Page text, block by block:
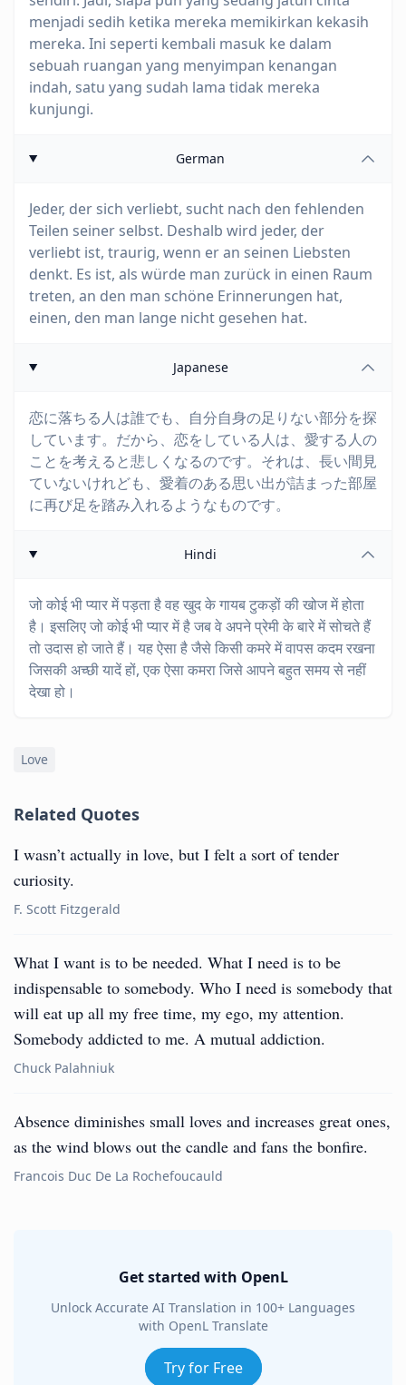
menjadi sedih ketika mereka memikirkan kekasih
mereka. Ini seperti kembali masuk ke dalam
sebuah ruangan yang menyimpan kenangan
indah, satu yang sudah lama tidak mereka
kunjungi.
German
Jeder, der sich verliebt, sucht nach den fehlenden
Teilen seiner selbst. Deshalb wird jeder, der
verliebt ist, traurig, wenn er an seinen Liebsten
denkt. Es ist, als würde man zurück in einen Raum
treten, an den man schöne Erinnerungen hat,
einen, den man lange nicht gesehen hat.
Japanese
恋に落ちる人は誰でも、自分自身の足りない部分を探
しています。だから、恋をしている人は、愛する人の
ことを考えると悲しくなるのです。それは、長い間見
ていないけれども、愛着のある思い出が詰まった部屋
に再び足を踏み入れるようなものです。
Hindi
जो कोई भी प्यार में पड़ता है वह खुद के गायब टुकड़ों की खोज में होता
है। इसलिए जो कोई भी प्यार में है जब वे अपने प्रेमी के बारे में सोचते हैं
तो उदास हो जाते हैं। यह ऐसा है जैसे किसी कमरे में वापस कदम रखना
जिसकी अच्छी यादें हों, एक ऐसा कमरा जिसे आपने बहुत समय से नहीं
देखा हो।
Love
Related Quotes
I wasn’t actually in love, but I felt a sort of tender
curiosity.
F. Scott Fitzgerald
What I want is to be needed. What I need is to be
indispensable to somebody. Who I need is somebody that
will eat up all my free time, my ego, my attention.
Somebody addicted to me. A mutual addiction.
Chuck Palahniuk
Absence diminishes small loves and increases great ones,
as the wind blows out the candle and fans the bonfire.
Francois Duc De La Rochefoucauld
Get started with OpenL
Unlock Accurate AI Translation in 100+ Languages
with OpenL Translate
Try for Free